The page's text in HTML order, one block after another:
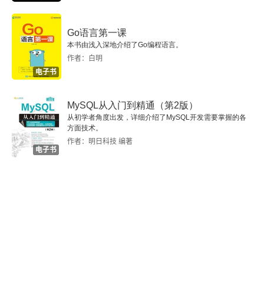
2.3 实战案例
第3章 LLM的微调与推理部署实战案例
3.1 基于LLaMA-3系列模型实战
3.1.1 微调实战
3.1.2 推理部署实战
电子书
Go语言第一课
本书由浅入深地介绍了Go编程语言。
作者：白明
电子书
MySQL从入门到精通（第2版）
从初学者角度出发，详细介绍了MySQL开发需要掌握的各
方面技术。
作者：明日科技 编著